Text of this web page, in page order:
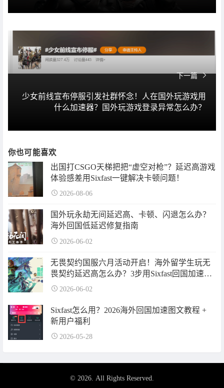
下一篇
少女前线宣布停服引发社群怀念！人在国外玩游戏用
什么加速器？国外玩游戏登录异常怎么办？
你也可能喜欢
出国打CSGO天梯把把“虚空对枪”？延迟高游戏
体验感差用Sixfast一键解决卡顿问题！
2026-08-06
国外玩永劫无间延迟高、卡顿、闪退怎么办？
海外回国低延迟修复指南
2026-06-02
无畏契约国服六月活动开启！海外留学生玩无
畏契约延迟高怎么办？3步用Sixfast回国加速器
降到80ms内
2026-06-02
Sixfast怎么用？2026海外回国加速图文教程 +
新用户福利
2026-05-28
© 2026. All Rights Reserved.